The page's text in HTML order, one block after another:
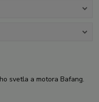
svetla a motora Bafang.